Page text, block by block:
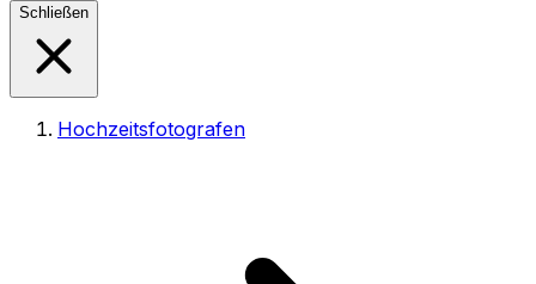
Schließen
Hochzeitsfotografen